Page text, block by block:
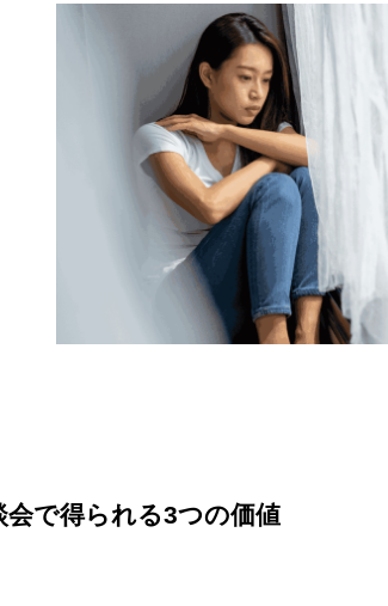
会で得られる3つの価値